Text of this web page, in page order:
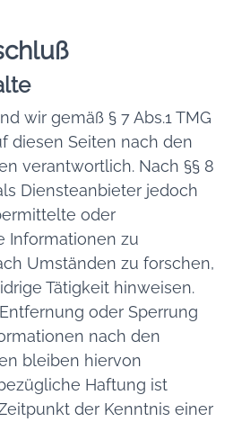
wir gemäß § 7 Abs.1 TMG
diesen Seiten nach den
verantwortlich. Nach §§ 8
Diensteanbieter jedoch
oder
Informationen zu
Umständen zu forschen,
Tätigkeit hinweisen.
oder Sperrung
nach den
bleiben hiervon
Haftung ist
der Kenntnis einer